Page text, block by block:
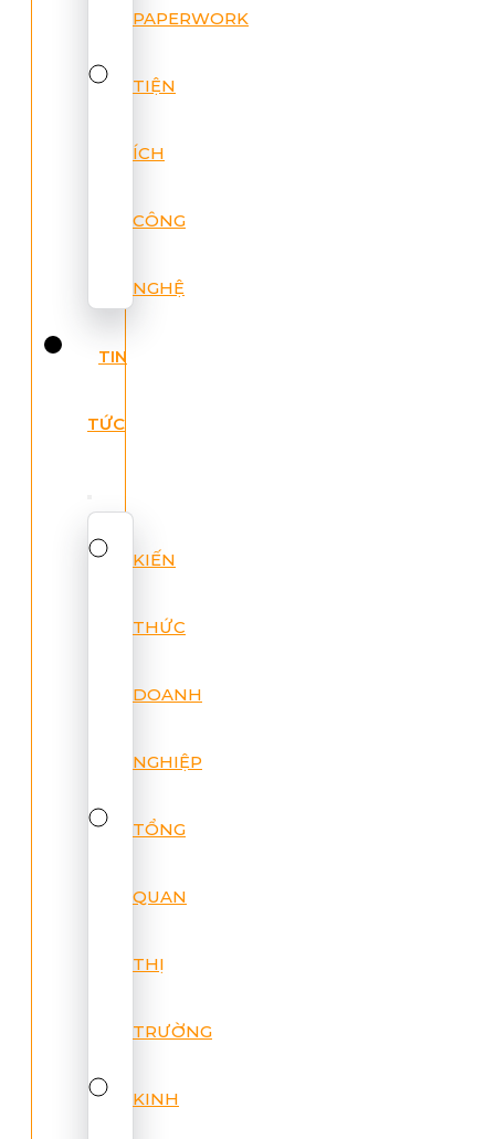
PAPERWORK
TIỆN
ÍCH
CÔNG
NGHỆ
TIN
TỨC
KIẾN
THỨC
DOANH
NGHIỆP
TỔNG
QUAN
THỊ
TRƯỜNG
KINH